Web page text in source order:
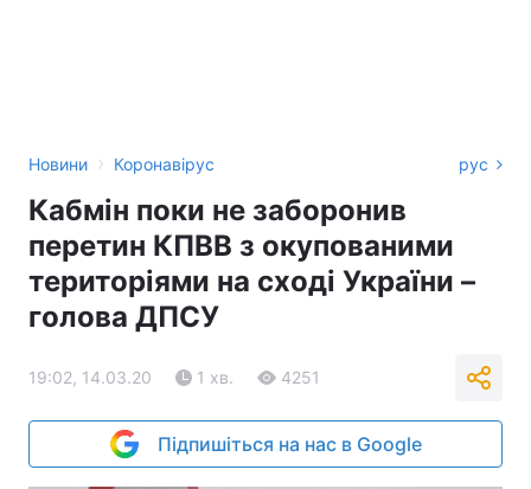
Новини › Коронавірус рус
Кабмін поки не заборонив
перетин КПВВ з окупованими
територіями на сході України –
голова ДПСУ
19:02, 14.03.20 1 хв. 4251
Підпишіться на нас в Google